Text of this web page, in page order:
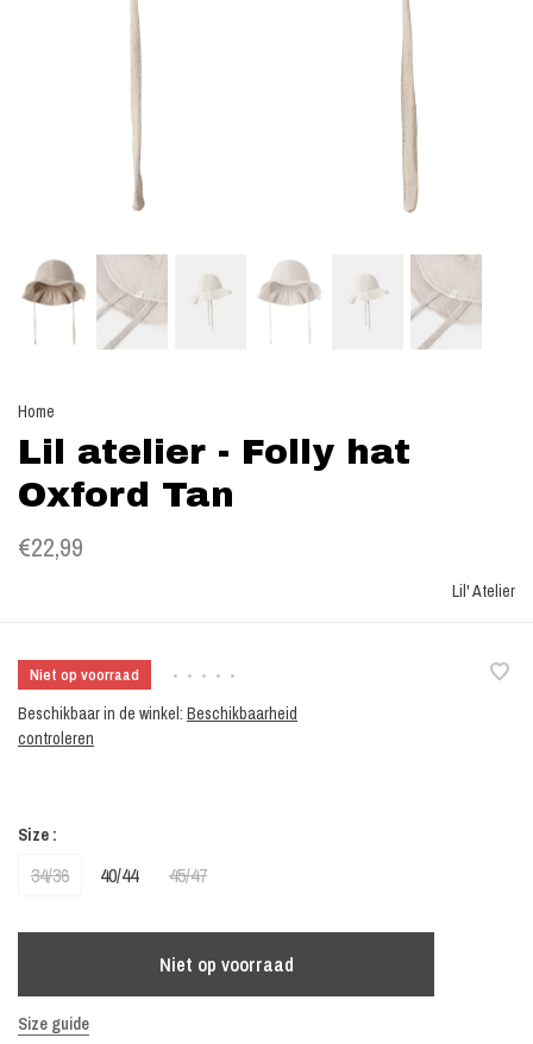
Home
Lil atelier - Folly hat
Oxford Tan
€22,99
Lil' Atelier
Niet op voorraad • • • • •
Beschikbaar in de winkel: Beschikbaarheid
controleren
Size :
34/36 40/44 45/47
Niet op voorraad
Size guide